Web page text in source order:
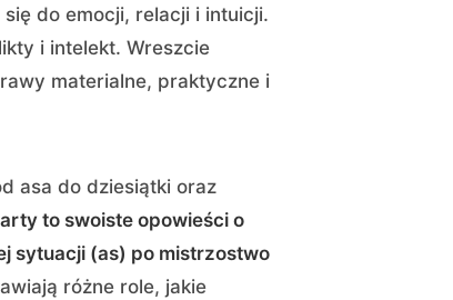
do emocji, relacji i intuicji.
i intelekt. Wreszcie
materialne, praktyczne i
asa do dziesiątki oraz
to swoiste opowieści o
sytuacji (as) po mistrzostwo
różne role, jakie